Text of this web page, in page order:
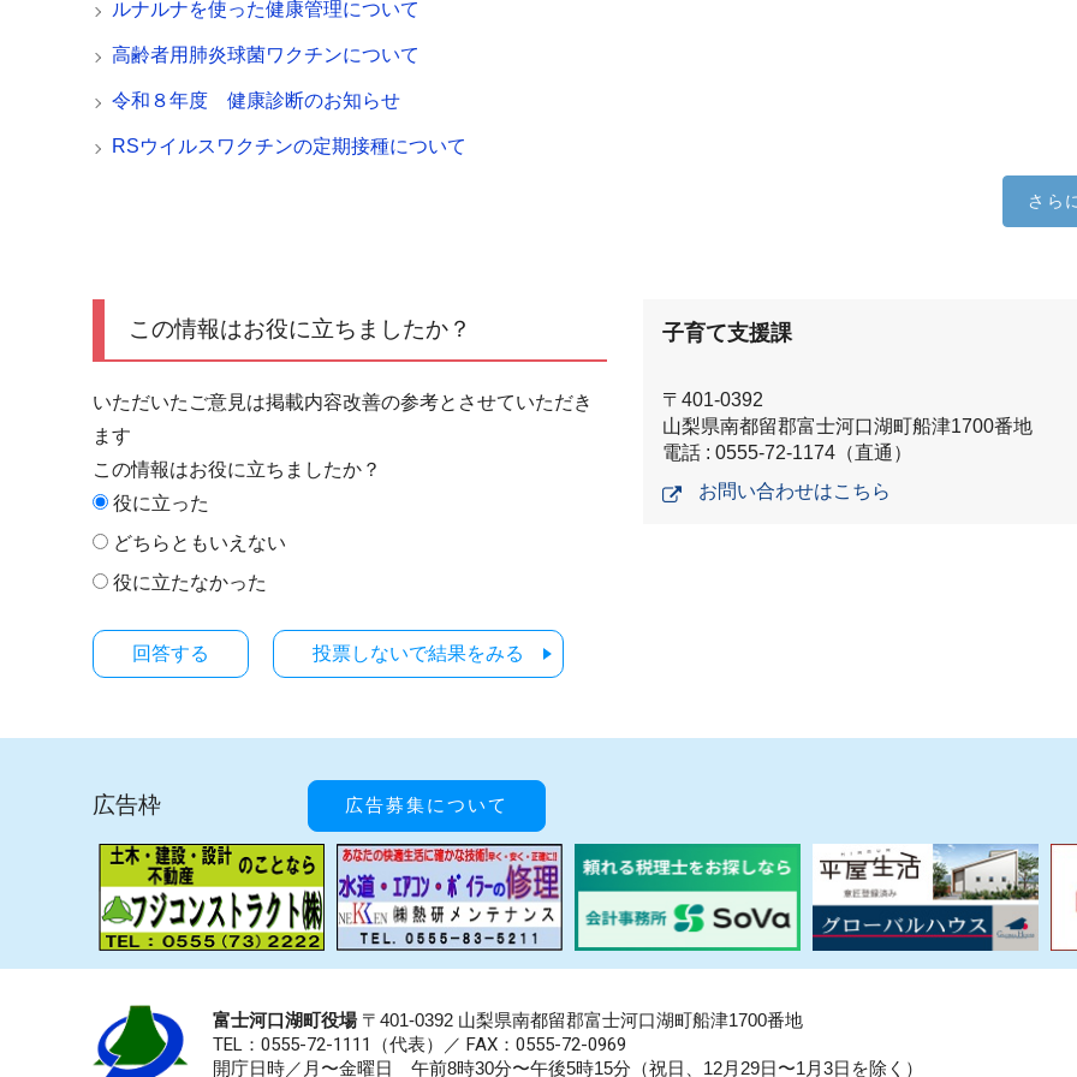
ルナルナを使った健康管理について
高齢者用肺炎球菌ワクチンについて
令和８年度 健康診断のお知らせ
RSウイルスワクチンの定期接種について
さら
この情報はお役に立ちましたか？
いただいたご意見は掲載内容改善の参考とさせていただき
ます
この情報はお役に立ちましたか？
役に立った
どちらともいえない
役に立たなかった
投票しないで結果をみる
子育て支援課
〒401-0392
山梨県南都留郡富士河口湖町船津1700番地
電話 : 0555-72-1174（直通）
お問い合わせはこちら
広告枠 広告募集について
富士河口湖町役場〒401-0392 山梨県南都留郡富士河口湖町船津1700番地
TEL：0555-72-1111 （代表）／ FAX：0555-72-0969
開庁日時／月〜金曜日 午前8時30分〜午後5時15分（祝日、12月29日〜1月3日を除く）